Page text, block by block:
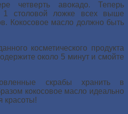
четверть авокадо. Теперь
столовой ложке всех выше
Кокосовое масло должно быть
косметического продукта
около 5 минут и смойте
скрабы хранить в
кокосовое масло идеально
красоты!